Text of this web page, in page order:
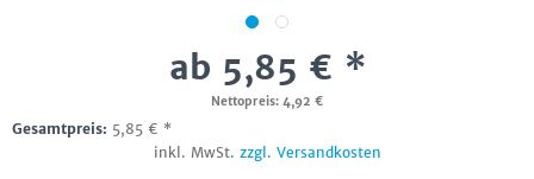
ab 5,85 € *
Nettopreis: 4,92 €
Gesamtpreis: 5,85 € *
inkl. MwSt. zzgl. Versandkosten